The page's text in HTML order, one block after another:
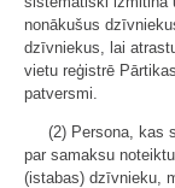
nonākušus
dzīvniekus, lai
vietu reģistrē
patversmi.
(2) Persona, kas
par samaksu
(istabas) dzīvnieku,